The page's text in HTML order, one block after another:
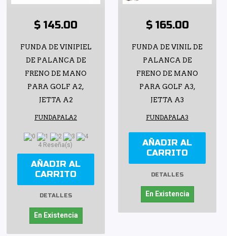
$ 145.00
FUNDA DE VINIPIEL
DE PALANCA DE
FRENO DE MANO
PARA GOLF A2,
JETTA A2
FUNDAPALA2
4 Reseña(s)
AÑADIR AL
CARRITO
DETALLES
En Existencia
$ 165.00
FUNDA DE VINIL DE
PALANCA DE
FRENO DE MANO
PARA GOLF A3,
JETTA A3
FUNDAPALA3
AÑADIR AL
CARRITO
DETALLES
En Existencia